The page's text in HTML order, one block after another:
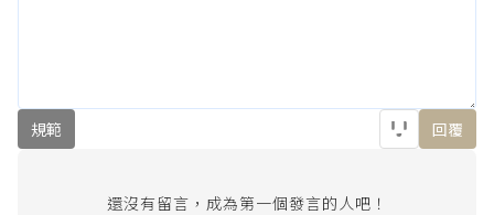
規範 回覆
還沒有留言，成為第一個發言的人吧！